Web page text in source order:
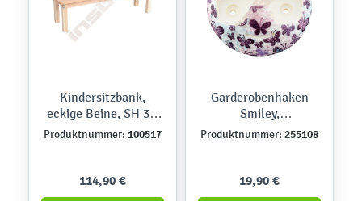
Kindersitzbank,
eckige Beine, SH 35,
Buche
Produktnummer: 100517
114,90 €
Garderobenhaken
Smiley,
Schmetterlinge
Produktnummer: 255108
19,90 €